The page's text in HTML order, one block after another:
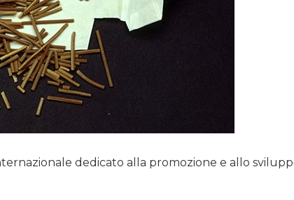
dedicato alla promozione e allo